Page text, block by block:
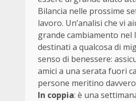
Bilancia nelle prossime
lavoro. Un’analisi che vi
grande cambiamento nel
destinati a qualcosa di
senso di benessere:
amici a una serata fuori
persone meritino
In coppia: è una